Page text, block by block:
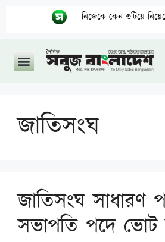
নিজেকে কেন গুটিয়ে
জাতিসংঘ
জাতিসংঘ সাধারণ
সভাপতি পদে